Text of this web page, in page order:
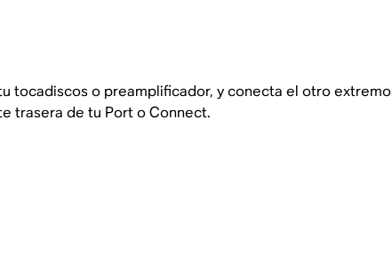
tocadiscos o preamplificador, y conecta el otro extremo
trasera de tu Port o Connect.